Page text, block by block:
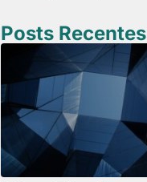
Posts Recentes